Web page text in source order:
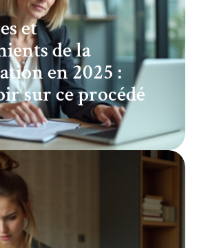
et
de la
en 2025 :
sur ce procédé